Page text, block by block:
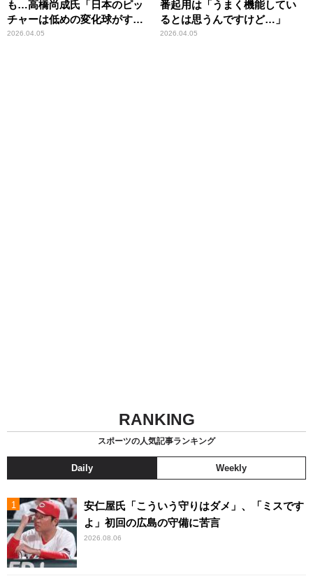
も…高橋尚成氏「日本のピッ
チャーは低めの変化球がすご
く良いので…」
2026.04.05
番起用は「うまく機能してい
るとは思うんですけど…」
2026.04.05
RANKING
スポーツの人気記事ランキング
Daily Weekly
安仁屋氏「こういう守りはダメ」、「ミスです
よ」初回の広島の守備に苦言
2026.08.06